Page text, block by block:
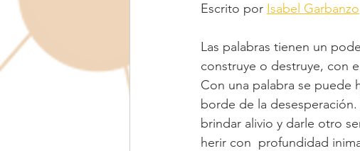
Nicole Loynaz Mónica Maynard
Anorexia y bulimia Acompañamiento
Adolescencia Amor de pareja
Escrito por Isabel Garbanzo
Las palabras tienen un
construye o destruye, con
Con una palabra se puede
borde de la
brindar alivio y darle otro
herir con  profundidad